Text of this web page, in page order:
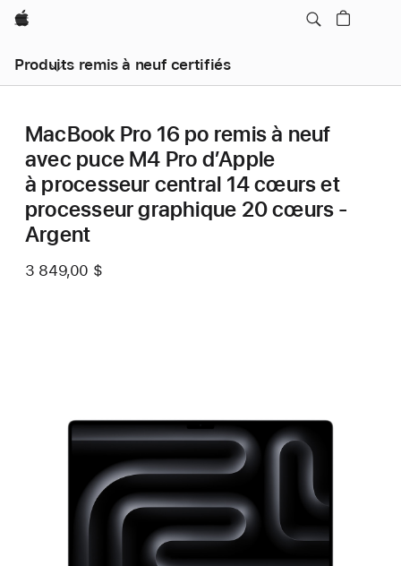
Apple
Produits remis à neuf certifiés
MacBook Pro 16 po remis à neuf
avec puce M4 Pro d’Apple
à processeur central 14 cœurs et
processeur graphique 20 cœurs -
Argent
3 849,00 $